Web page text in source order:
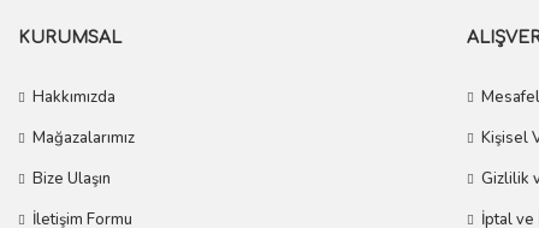
KURUMSAL
Hakkımızda
Mağazalarımız
Bize Ulaşın
İletişim Formu
Kişisel
Gizlilik
İptal ve